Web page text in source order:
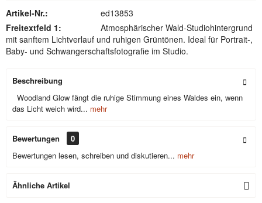
Artikel-Nr.:
ed13853
Freitextfeld 1:
Atmosphärischer Wald-Studiohintergrund
mit sanftem Lichtverlauf und ruhigen Grüntönen. Ideal für Portrait-,
Baby- und Schwangerschaftsfotografie im Studio.
Beschreibung
Woodland Glow fängt die ruhige Stimmung eines Waldes ein, wenn
das Licht weich wird... mehr
Bewertungen
0
Bewertungen lesen, schreiben und diskutieren... mehr
Ähnliche Artikel